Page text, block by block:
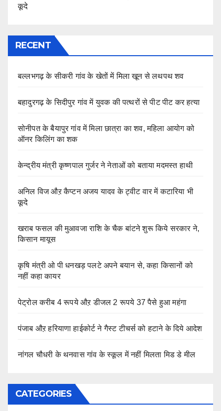
कूदे
RECENT
बल्लभगढ़ के सीकरी गांव के खेतों में मिला खून से लथपथ शव
बहादुरगढ़ के सिदीपुर गांव में युवक की पत्थरों से पीट पीट कर हत्या
सोनीपत के बैयापुर गांव में मिला छात्रा का शव, महिला आयोग को
ऑनर किलिंग का शक
केन्द्रीय मंत्री कृष्णपाल गुर्जर ने नेताओं को बताया मदमस्त हाथी
अनिल विज औऱ कैप्टन अजय यादव के ट्वीट वार में कटारिया भी
कूदे
खराब फसल की मुआवजा राशि के चैक बांटने शुरू किये सरकार ने,
किसान मायूस
कृषि मंत्री ओ पी धनखड़ पलटे अपने बयान से, कहा किसानों को
नहीं कहा कायर
पेट्रोल करीब 4 रूपये औऱ डीजल 2 रूपये 37 पैसे हुआ महंगा
पंजाब औऱ हरियाणा हाईकोर्ट ने गैस्ट टीचर्स को हटाने के दिये आदेश
नांगल चौधरी के थनवास गांव के स्कूल में नहीं मिलता मिड डे मील
CATEGORIES